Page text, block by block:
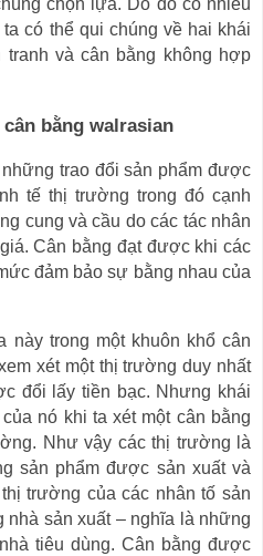
chọn lựa. Do đó có nhiều
có thể qui chúng về hai khái
tranh và cân bằng không hợp
bằng walrasian
trao đổi sản phẩm được
tế thị trường trong đó cạnh
cung và cầu do các tác nhân
Cân bằng đạt được khi các
đảm bảo sự bằng nhau của
này trong một khuôn khổ cân
xét một thị trường duy nhất
đổi lấy tiền bạc. Nhưng khái
nó khi ta xét một cân bằng
Như vậy các thị trường là
sản phẩm được sản xuất và
trường của các nhân tố sản
nhà sản xuất – nghĩa là những
tiêu dùng. Cân bằng được